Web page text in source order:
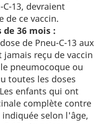
13, devraient
de ce vaccin.
36 mois :
de Pneu-C-13 aux
reçu de vaccin
pneumocoque ou
toutes les doses
enfants qui ont
complète contre
selon l'âge,